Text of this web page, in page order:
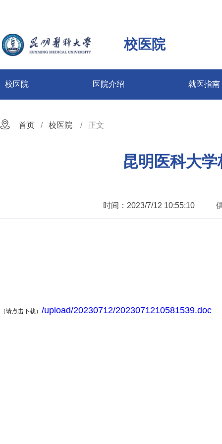
校医院
校医院 医院介绍 就医指南
首页 校医院 正文
昆明医科大
时间：2023/7/12 10:55:10
（请点击下载） /upload/20230712/2023071210581539.doc